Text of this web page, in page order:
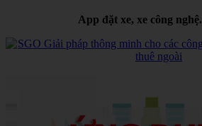
App đặt xe, xe công nghệ.